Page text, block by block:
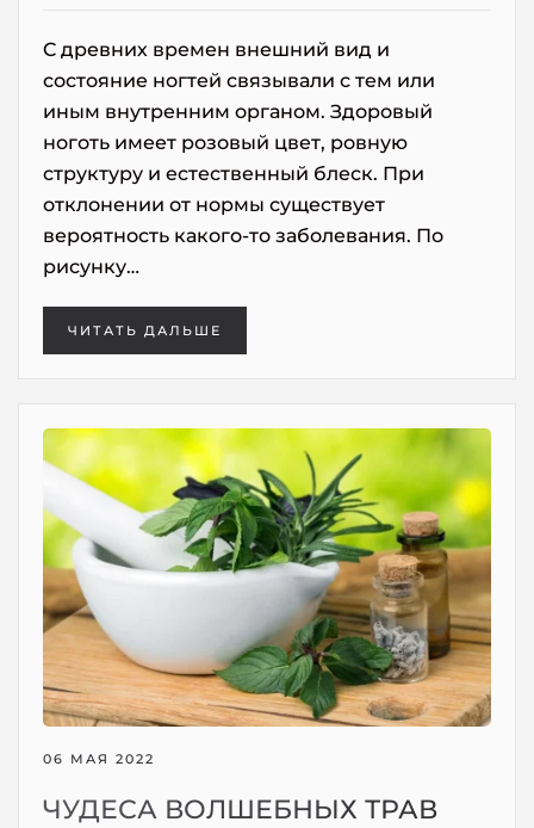
C древних времен внешний вид и
состояние ногтей связывали с тем или
иным внутренним органом. Здоровый
ноготь имеет розовый цвет, ровную
структуру и естественный блеск. При
отклонении от нормы существует
вероятность какого-то заболевания. По
рисунку…
ЧИТАТЬ ДАЛЬШЕ
06 МАЯ 2022
ЧУДЕСА ВОЛШЕБНЫХ ТРАВ